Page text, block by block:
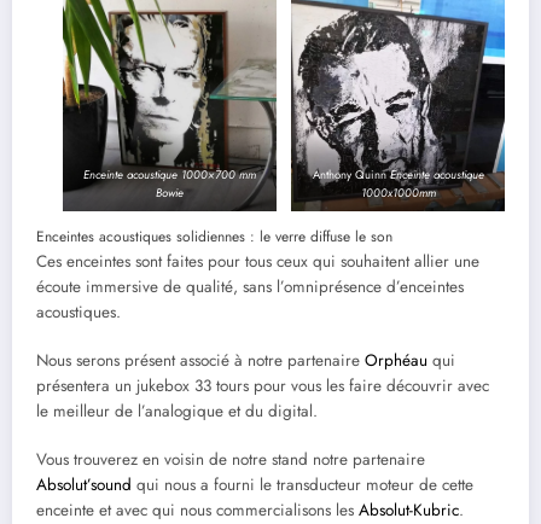
Enceinte acoustique 1000×700 mm
Bowie
Anthony QuinnEnceinte acoustique
1000x1000mm
Enceintes acoustiques solidiennes : le verre diffuse le son
Ces enceintes sont faites pour tous ceux qui souhaitent allier une
écoute immersive de qualité, sans l’omniprésence d’enceintes
acoustiques.
Nous serons présent associé à notre partenaire Orphéau qui
présentera un jukebox 33 tours pour vous les faire découvrir avec
le meilleur de l’analogique et du digital.
Vous trouverez en voisin de notre stand notre partenaire
Absolut’sound qui nous a fourni le transducteur moteur de cette
enceinte et avec qui nous commercialisons les Absolut-Kubric.